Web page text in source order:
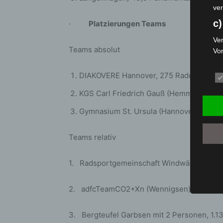
· Platzierungen Teams
Teams absolut
DIAKOVERE Hannover, 275 Radelnde,
KGS Carl Friedrich Gauß (Hemmingen),
Gymnasium St. Ursula (Hannover), 315
Teams relativ
1. Radsportgemeinschaft Windwärts
2. adfcTeamCO2+Xn (Wennigsen) mit 4
3. Bergteufel Garbsen mit 2 Personen,